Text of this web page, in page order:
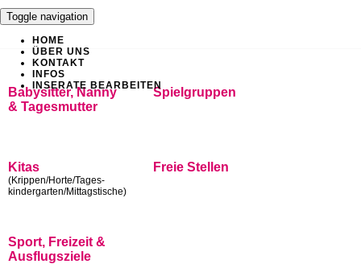
Toggle navigation
HOME
ÜBER UNS
KONTAKT
INFOS
INSERATE BEARBEITEN
Babysitter, Nanny
& Tagesmutter
Spielgruppen
Kitas
(Krippen/Horte/Tages-
kindergarten/Mittagstische)
Freie Stellen
Sport, Freizeit &
Ausflugsziele